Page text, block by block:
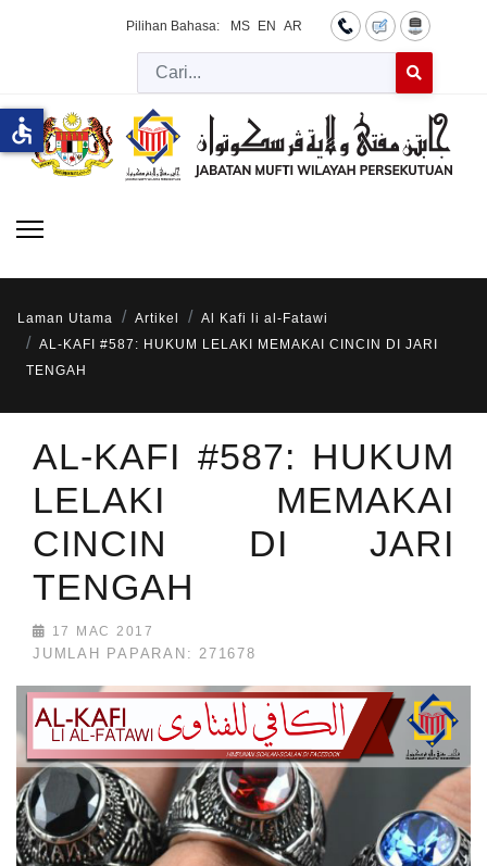
Pilihan Bahasa: MS EN AR
Cari
Laman Utama Artikel
Al Kafi li al-Fatawi
AL-KAFI #587: HUKUM LELAKI MEMAKAI CINCIN DI JARI
TENGAH
AL-KAFI #587: HUKUM
LELAKI MEMAKAI
CINCIN DI JARI
TENGAH
17 MAC 2017
JUMLAH PAPARAN: 271678
accessible